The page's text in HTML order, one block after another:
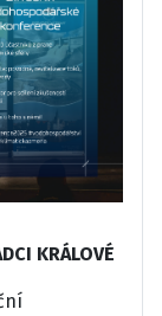
KRÁLOVÉ